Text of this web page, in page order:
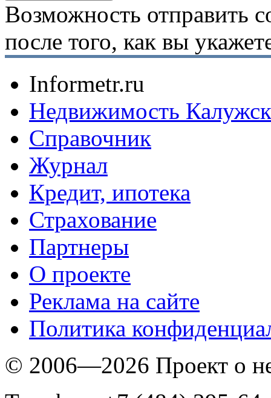
Возможность отправить
после того, как вы
Informetr.ru
Недвижимость
Справочник
Журнал
Кредит, ипотека
Страхование
Партнеры
O проекте
Реклама на сайте
Политика
© 2006—2026 Проект о